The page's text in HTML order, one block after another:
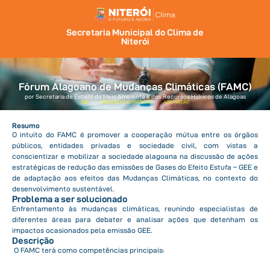
Secretaria Municipal do Clima de
Niterói
Fórum Alagoano de Mudanças Climáticas (FAMC)​
por Secretaria de Estado do Meio Ambiente e dos Recursos Hídricos de Alagoas
GEE MUDANÇAS CLIMÁTICAS ADAPTAÇÃO
Resumo
O intuito do FAMC é promover a cooperação mútua entre os órgãos
públicos, entidades privadas e sociedade civil, com vistas a
conscientizar e mobilizar a sociedade alagoana na discussão de ações
estratégicas de redução das emissões de Gases do Efeito Estufa – GEE e
de adaptação aos efeitos das Mudanças Climáticas, no contexto do
desenvolvimento sustentável.
Problema a ser solucionado
Enfrentamento às mudanças climáticas, reunindo especialistas de
diferentes áreas para debater e analisar ações que detenham os
impactos ocasionados pela emissão GEE.
Descrição
O FAMC terá como competências principais: